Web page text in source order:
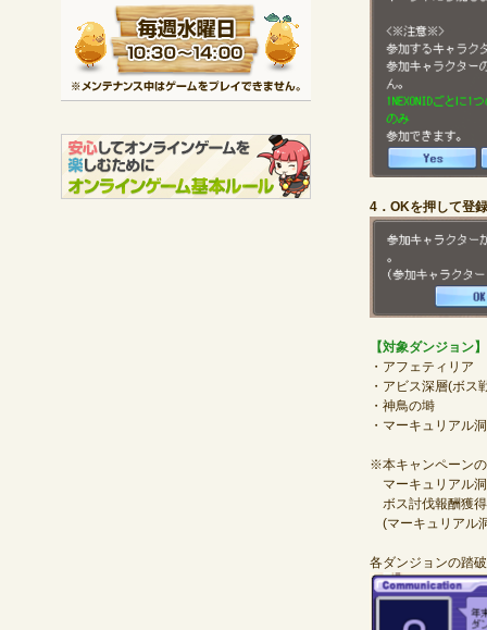
※メンテナンス中は
4．OKを押して登
【対象ダンジョン】
・アフェティリア
・アビス深層(ボス
・神鳥の塒
・マーキュリアル
※本キャンペーン
マーキュリアル
ボス討伐報酬獲
(マーキュリアル
各ダンジョンの踏